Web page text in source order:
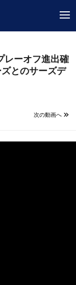
レーオフ進出確
とのサーズデ
次の動画へ